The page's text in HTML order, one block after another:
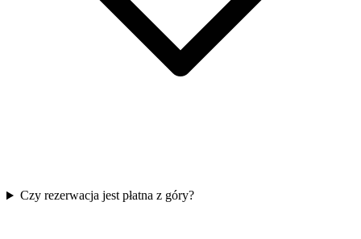
Czy rezerwacja jest płatna z góry?